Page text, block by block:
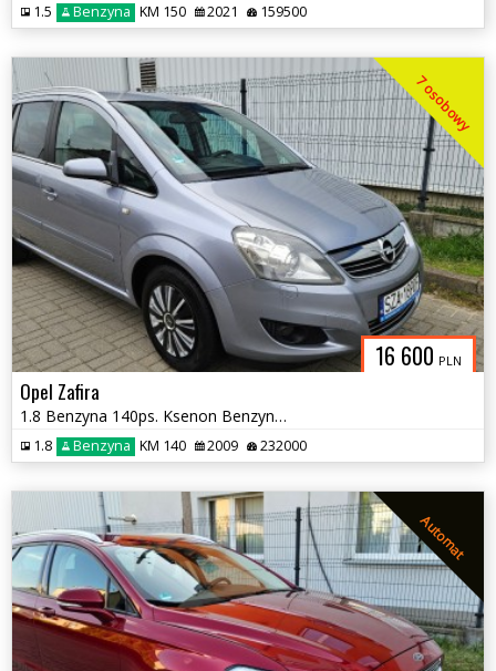
1.5 Benzyna KM 150 2021 159500
16 600 PLN
7 osobowy
Opel Zafira
1.8 Benzyna 140ps. Ksenon Benzyna 7-0sób
1.8 Benzyna KM 140 2009 232000
Automat